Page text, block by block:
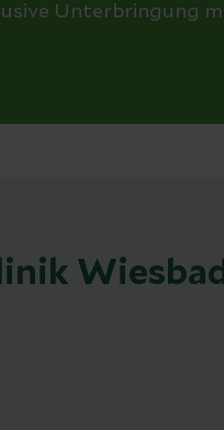
Unterbringung